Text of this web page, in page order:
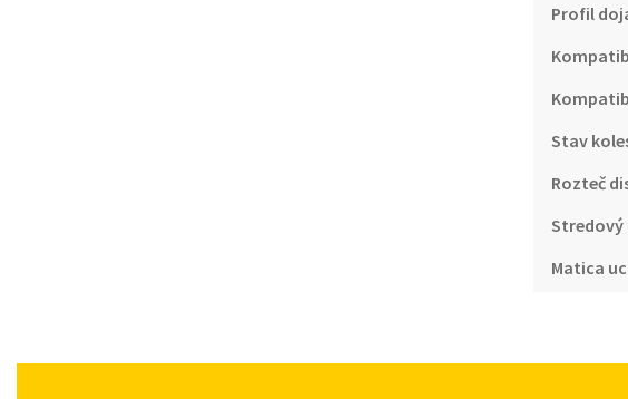
Profil
Stav
Rozteč
Stredový
Matica